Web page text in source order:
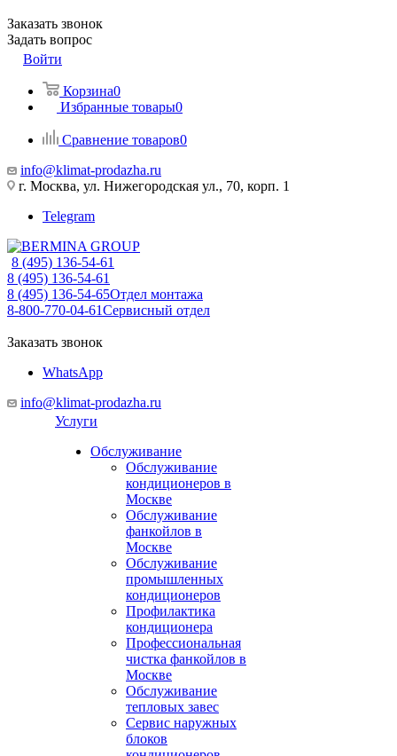
Заказать звонок
Задать вопрос
Войти
Корзина0
Избранные товары0
Сравнение товаров0
info@klimat-prodazha.ru
г. Москва, ул. Нижегородская ул., 70, корп. 1
Telegram
8 (495) 136-54-61
8 (495) 136-54-61
8 (495) 136-54-65Отдел монтажа
8-800-770-04-61Сервисный отдел
Заказать звонок
WhatsApp
info@klimat-prodazha.ru
Услуги
Обслуживание
Обслуживание
кондиционеров в
Москве
Обслуживание
фанкойлов в
Москве
Обслуживание
промышленных
кондиционеров
Профилактика
кондиционера
Профессиональная
чистка фанкойлов в
Москве
Обслуживание
тепловых завес
Сервис наружных
блоков